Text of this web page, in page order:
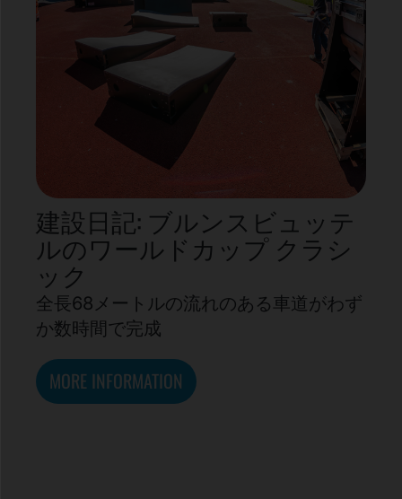
建設日記: ブルンスビュッテ
ルのワールドカップ クラシ
ック
全長68メートルの流れのある車道がわず
か数時間で完成
MORE INFORMATION